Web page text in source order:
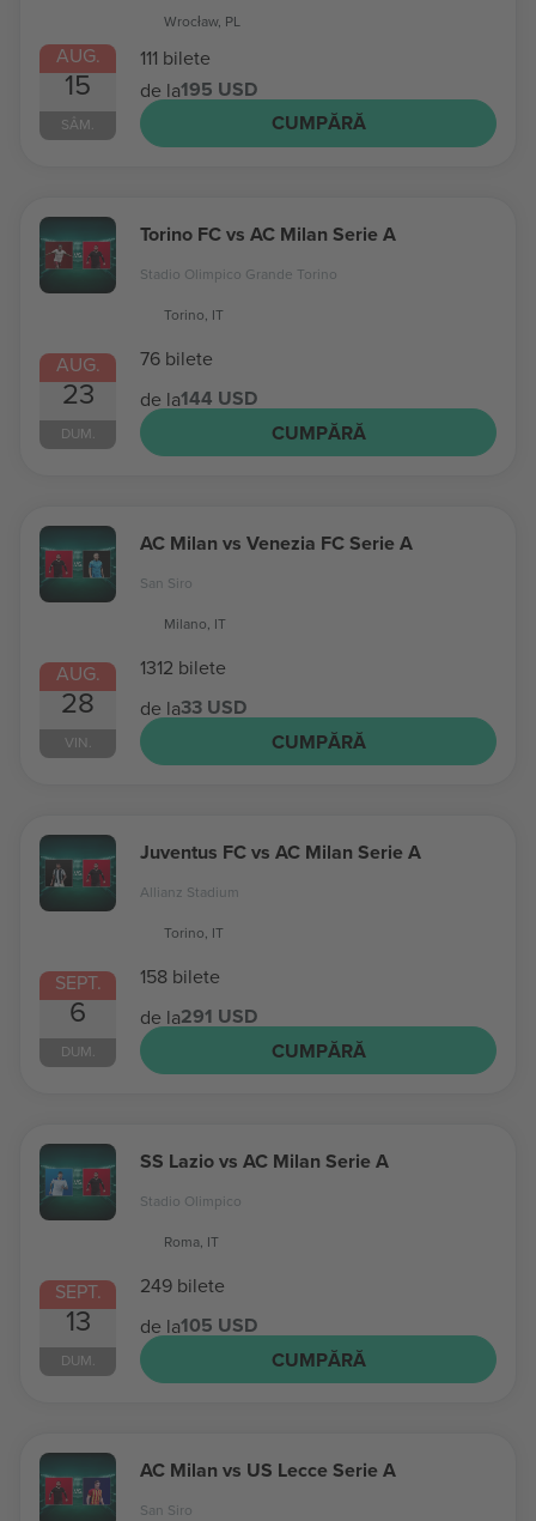
AUG.
15
SÂM.
Wrocław, PL
111 bilete
de la195 USD
CUMPĂRĂ
AUG.
23
DUM.
Torino FC vs AC Milan Serie A
Stadio Olimpico Grande Torino
Torino, IT
76 bilete
de la144 USD
CUMPĂRĂ
AUG.
28
VIN.
AC Milan vs Venezia FC Serie A
San Siro
Milano, IT
1312 bilete
de la33 USD
CUMPĂRĂ
SEPT.
6
DUM.
Juventus FC vs AC Milan Serie A
Allianz Stadium
Torino, IT
158 bilete
de la291 USD
CUMPĂRĂ
SEPT.
13
DUM.
SS Lazio vs AC Milan Serie A
Stadio Olimpico
Roma, IT
249 bilete
de la105 USD
CUMPĂRĂ
AC Milan vs US Lecce Serie A
San Siro